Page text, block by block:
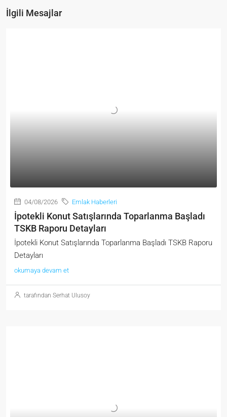
İlgili Mesajlar
04/08/2026 Emlak Haberleri
İpotekli Konut Satışlarında Toparlanma Başladı
TSKB Raporu Detayları
İpotekli Konut Satışlarında Toparlanma Başladı TSKB Raporu
Detayları
okumaya devam et
tarafından Serhat Ulusoy